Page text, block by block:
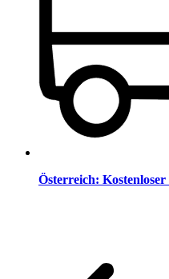
Österreich: